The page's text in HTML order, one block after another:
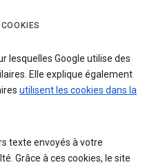
lesquelles Google utilise des
Elle explique également
utilisent les cookies dans la
texte envoyés à votre
Grâce à ces cookies, le site